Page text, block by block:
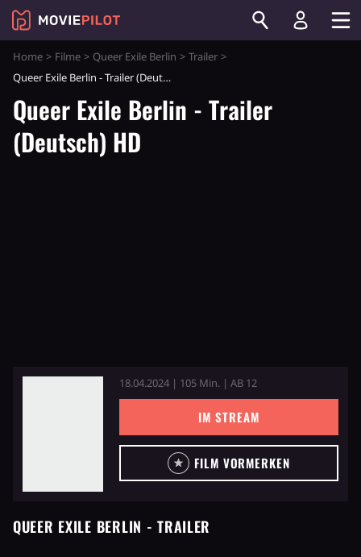
Home Filme Queer Exile Berlin
Trailer
Queer Exile Berlin - Trailer (Deutsch) HD
Queer Exile Berlin - Trailer
(Deutsch) HD
18.04.2024 | 105 Min. | AB 12
IM STREAM
FILM VORMERKEN
QUEER EXILE BERLIN - TRAILER